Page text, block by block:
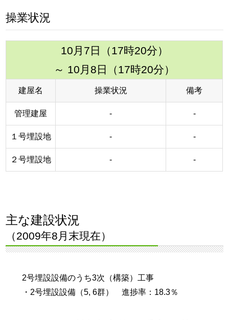
操業状況
10月7日（17時20分）
～ 10月8日（17時20分）
建屋名 操業状況 備考
管理建屋 - -
１号埋設地 - -
２号埋設地 - -
主な建設状況
（2009年8月末現在）
2号埋設設備のうち3次（構築）工事
・2号埋設設備（5, 6群） 進捗率：18.3％